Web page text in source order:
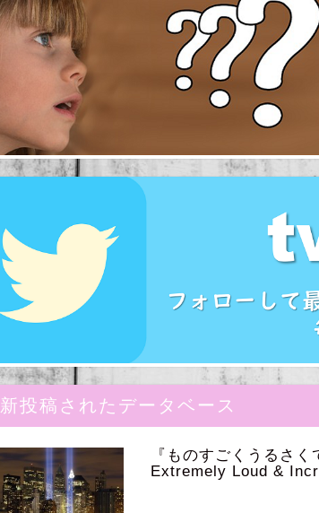
最新投稿されたデータベース
『ものすごくうるさ
Extremely Loud &